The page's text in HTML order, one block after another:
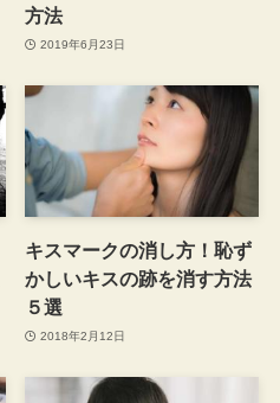
方法
2019年6月23日
キスマークの消し方！恥ず
かしいキスの跡を消す方法
５選
2018年2月12日